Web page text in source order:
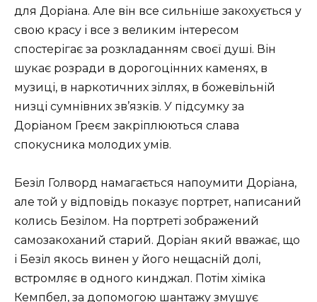
для Доріана. Але він все сильніше закохується у
свою красу і все з великим інтересом
спостерігає за розкладанням своєї душі. Він
шукає розради в дорогоцінних каменях, в
музиці, в наркотичних зіллях, в божевільній
низці сумнівних зв’язків. У підсумку за
Доріаном Греєм закріплюються слава
спокусника молодих умів.
Безіл Голворд намагається напоумити Доріана,
але той у відповідь показує портрет, написаний
колись Безілом. На портреті зображений
самозакоханий старий. Доріан який вважає, що
і Безіл якось винен у його нещасній долі,
встромляє в одного кинджал. Потім хіміка
Кемпбел, за допомогою шантажу змушує